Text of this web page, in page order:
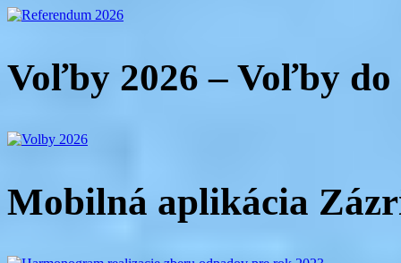
Voľby 2026 – Voľby do
Mobilná aplikácia